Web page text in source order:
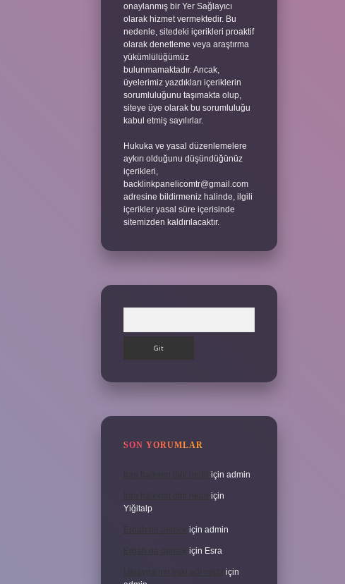
onaylanmış bir Yer Sağlayıcı
olarak hizmet vermektedir. Bu
nedenle, sitedeki içerikleri proaktif
olarak denetleme veya araştırma
yükümlülüğümüz
bulunmamaktadır. Ancak,
üyelerimiz yazdıkları içeriklerin
sorumluluğunu taşımakta olup,
siteye üye olarak bu sorumluluğu
kabul etmiş sayılırlar.
Hukuka ve yasal düzenlemelere
aykırı olduğunu düşündüğünüz
içerikleri,
backlinkpanelicomtr@gmail.com
adresine bildirmeniz halinde, ilgili
içerikler yasal süre içerisinde
sitemizden kaldırılacaktır.
SON YORUMLAR
İran halkının dini nedir için admin
İran halkının dini nedir için
Yiğitalp
Erbah ne demek için admin
Erbah ne demek için Esra
Ukrayna’nın eski adı nedir için